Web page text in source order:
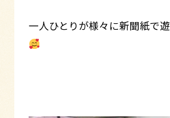
一人ひとりが様々に新聞紙で